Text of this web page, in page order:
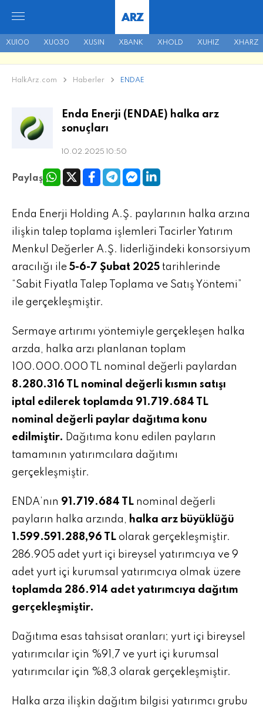
XU100 XU030 XUSIN XBANK XHOLD XUHIZ XHARZ
ARZ
HalkArz.com Haberler ENDAE
Enda Enerji (ENDAE) halka arz
sonuçları
10.02.2025 10:50
Paylaş
Enda Enerji Holding A.Ş. paylarının halka arzına
ilişkin talep toplama işlemleri Tacirler Yatırım
Menkul Değerler A.Ş. liderliğindeki konsorsiyum
aracılığı ile 5-6-7 Şubat 2025 tarihlerinde
“Sabit Fiyatla Talep Toplama ve Satış Yöntemi”
ile gerçekleşmiştir.
Sermaye artırımı yöntemiyle gerçekleşen halka
arzda, halka arzı planlanan toplam
100.000.000 TL nominal değerli paylardan
8.280.316 TL nominal değerli kısmın satışı
iptal edilerek toplamda 91.719.684 TL
nominal değerli paylar dağıtıma konu
edilmiştir. Dağıtıma konu edilen payların
tamamının yatırımcılara dağıtımı
gerçekleşmiştir.
ENDA’nın 91.719.684 TL nominal değerli
payların halka arzında, halka arz büyüklüğü
1.599.591.288,96 TL olarak gerçekleşmiştir.
286.905 adet yurt içi bireysel yatırımcıya ve 9
adet yurt içi kurumsal yatırımcıya olmak üzere
toplamda 286.914 adet yatırımcıya dağıtım
gerçekleşmiştir.
Dağıtıma esas tahsisat oranları; yurt içi bireysel
yatırımcılar için %91,7 ve yurt içi kurumsal
yatırımcılar için %8,3 olarak gerçekleşmiştir.
Halka arza ilişkin dağıtım bilgisi yatırımcı grubu